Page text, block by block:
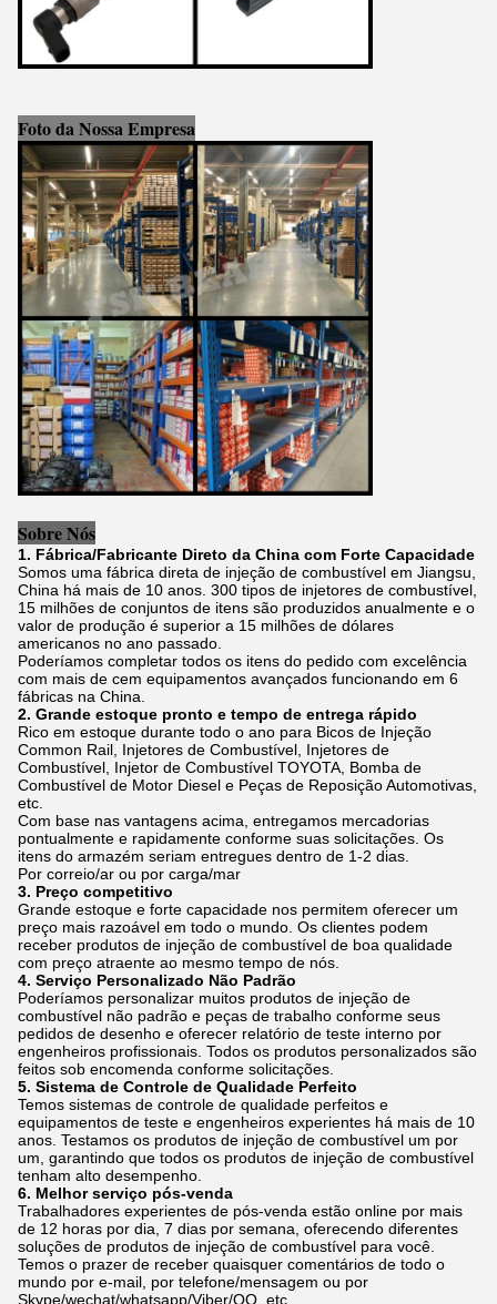
Foto da Nossa Empresa
Sobre Nós
1. Fábrica/Fabricante Direto da China com Forte Capacidade
Somos uma fábrica direta de injeção de combustível em Jiangsu,
China há mais de 10 anos. 300 tipos de injetores de combustível,
15 milhões de conjuntos de itens são produzidos anualmente e o
valor de produção é superior a 15 milhões de dólares
americanos no ano passado.
Poderíamos completar todos os itens do pedido com excelência
com mais de cem equipamentos avançados funcionando em 6
fábricas na China.
2. Grande estoque pronto e tempo de entrega rápido
Rico em estoque durante todo o ano para Bicos de Injeção
Common Rail, Injetores de Combustível, Injetores de
Combustível, Injetor de Combustível TOYOTA, Bomba de
Combustível de Motor Diesel e Peças de Reposição Automotivas,
etc.
Com base nas vantagens acima, entregamos mercadorias
pontualmente e rapidamente conforme suas solicitações. Os
itens do armazém seriam entregues dentro de 1-2 dias.
Por correio/ar ou por carga/mar
3. Preço competitivo
Grande estoque e forte capacidade nos permitem oferecer um
preço mais razoável em todo o mundo. Os clientes podem
receber produtos de injeção de combustível de boa qualidade
com preço atraente ao mesmo tempo de nós.
4. Serviço Personalizado Não Padrão
Poderíamos personalizar muitos produtos de injeção de
combustível não padrão e peças de trabalho conforme seus
pedidos de desenho e oferecer relatório de teste interno por
engenheiros profissionais. Todos os produtos personalizados são
feitos sob encomenda conforme solicitações.
5. Sistema de Controle de Qualidade Perfeito
Temos sistemas de controle de qualidade perfeitos e
equipamentos de teste e engenheiros experientes há mais de 10
anos. Testamos os produtos de injeção de combustível um por
um, garantindo que todos os produtos de injeção de combustível
tenham alto desempenho.
6. Melhor serviço pós-venda
Trabalhadores experientes de pós-venda estão online por mais
de 12 horas por dia, 7 dias por semana, oferecendo diferentes
soluções de produtos de injeção de combustível para você.
Temos o prazer de receber quaisquer comentários de todo o
mundo por e-mail, por telefone/mensagem ou por
Skype/wechat/whatsapp/Viber/QQ..etc.